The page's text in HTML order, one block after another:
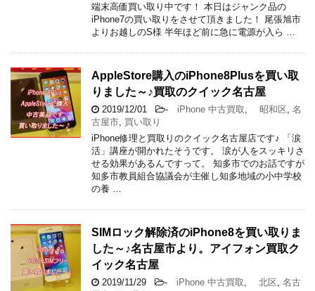
端末高価買い取り中です！ 本日はジャンク品の
iPhone7の買い取りをさせて頂きました！ 尾張旭市
よりお越しのS様 半年ほど前に急に電源が入ら …
AppleStore購入のiPhone8Plusを買い取
りました～♪買取のクイック名古屋
2019/12/01 - iPhone 中古買取 昭和区 名
古屋市 買い取り
iPhone修理と買取りのクイック名古屋店です♪ 「涙
活」講座が開かれたそうです。 涙が人をスッキリさ
せる効果があるんですって。 知多市でのお話ですが
知多市教員組合協議会が主催し知多地域の小中学校
の養 …
SIMロック解除済のiPhone8を買い取りま
した～♪名古屋市より。アイフォン買取ク
イック名古屋
2019/11/29 - iPhone 中古買取 北区 名古